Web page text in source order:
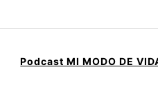
Podcast MI MODO DE